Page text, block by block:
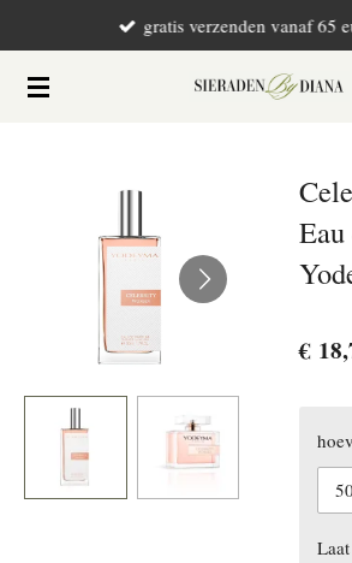
naar
gratis verzenden vanaf 65
€